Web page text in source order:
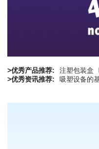
>优秀产品推荐: 注塑包装盒
>优秀资讯推荐:
吸塑设备的